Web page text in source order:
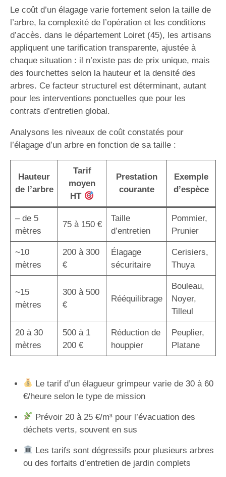
Le coût d’un élagage varie fortement selon la taille de
l’arbre, la complexité de l’opération et les conditions
d’accès. dans le département Loiret (45), les artisans
appliquent une tarification transparente, ajustée à
chaque situation : il n’existe pas de prix unique, mais
des fourchettes selon la hauteur et la densité des
arbres. Ce facteur structurel est déterminant, autant
pour les interventions ponctuelles que pour les
contrats d’entretien global.
Analysons les niveaux de coût constatés pour
l’élagage d’un arbre en fonction de sa taille :
Hauteur
de l’arbre
Tarif
moyen
HT
Prestation
courante
Exemple
d’espèce
– de 5
mètres
75 à 150 €
Taille
d’entretien
Pommier,
Prunier
~10
mètres
200 à 300
€
Élagage
sécuritaire
Cerisiers,
Thuya
~15
mètres
300 à 500
€
Rééquilibrage
Bouleau,
Noyer,
Tilleul
20 à 30
mètres
500 à 1
200 €
Réduction de
houppier
Peuplier,
Platane
Le tarif d’un élagueur grimpeur varie de 30 à 60
€/heure selon le type de mission
Prévoir 20 à 25 €/m³ pour l’évacuation des
déchets verts, souvent en sus
Les tarifs sont dégressifs pour plusieurs arbres
ou des forfaits d’entretien de jardin complets